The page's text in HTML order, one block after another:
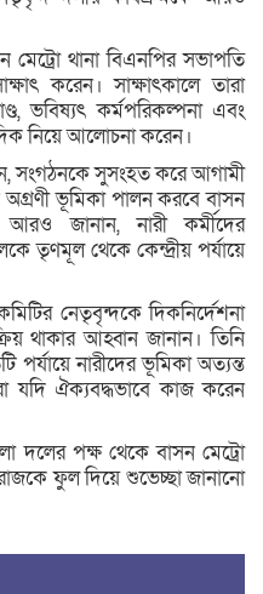
মেট্রো থানা বিএনপির সভাপতি
করেন। সাক্ষাৎকালে তারা
ভবিষ্যৎ কর্মপরিকল্পনা এবং
নিয়ে আলোচনা করেন।
সংগঠনকে সুসংহত করে আগামী
অগ্রণী ভূমিকা পালন করবে বাসন
জানান, নারী কর্মীদের
তৃণমূল থেকে কেন্দ্রীয় পর্যায়ে
নেতৃবৃন্দকে দিকনির্দেশনা
থাকার আহ্বান জানান। তিনি
পর্যায়ে নারীদের ভূমিকা অত্যন্ত
যদি ঐক্যবদ্ধভাবে কাজ করেন
দলের পক্ষ থেকে বাসন মেট্রো
ফুল দিয়ে শুভেচ্ছা জানানো